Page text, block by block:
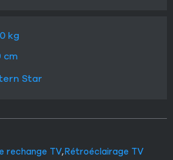
kg
cm
Star
rechange TV,Rétroéclairage TV